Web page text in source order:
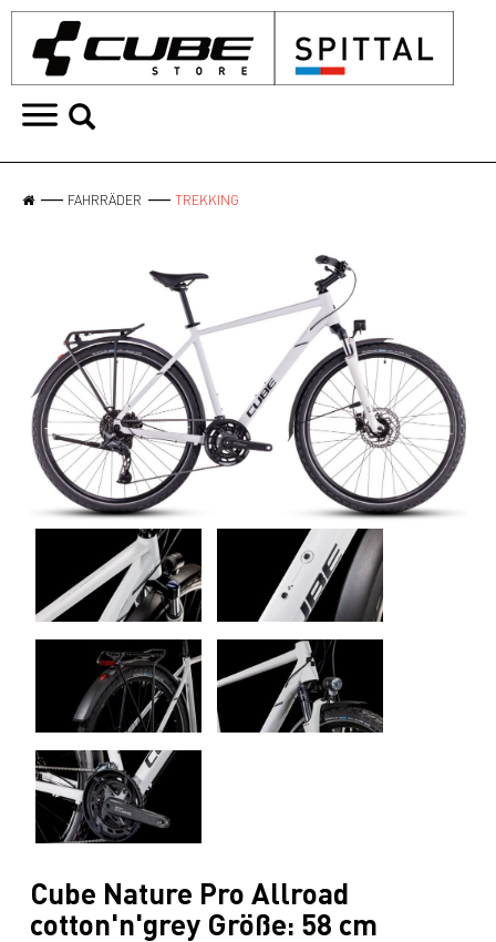
FAHRRÄDER TREKKING
Cube Nature Pro Allroad
cotton'n'grey Größe: 58 cm